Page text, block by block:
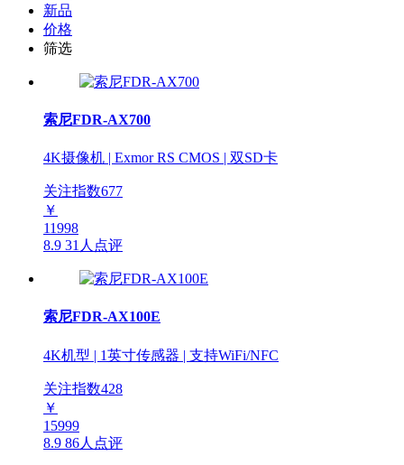
新品
价格
筛选
索尼FDR-AX700
4K摄像机 | Exmor RS CMOS | 双SD卡
关注指数677
￥
11998
8.9 31人点评
索尼FDR-AX100E
4K机型 | 1英寸传感器 | 支持WiFi/NFC
关注指数428
￥
15999
8.9 86人点评